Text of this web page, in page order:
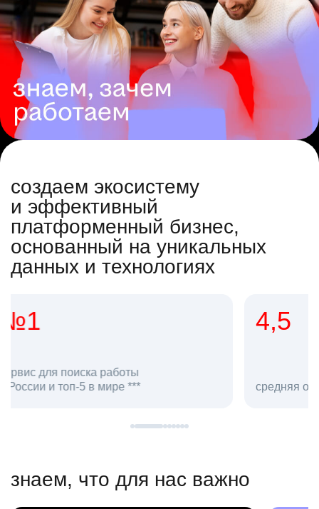
создаем экосистему
и эффективный
платформенный бизнес,
основанный на уникальных
данных и технологиях
4,5
средняя оценка hh.ru как работодателя **
в hh.ru
знаем, что для нас важно